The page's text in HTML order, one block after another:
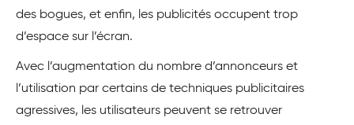
des bogues, et enfin, les publicités occupent trop
d’espace sur l’écran.
Avec l’augmentation du nombre d’annonceurs et
l’utilisation par certains de techniques publicitaires
agressives, les utilisateurs peuvent se retrouver